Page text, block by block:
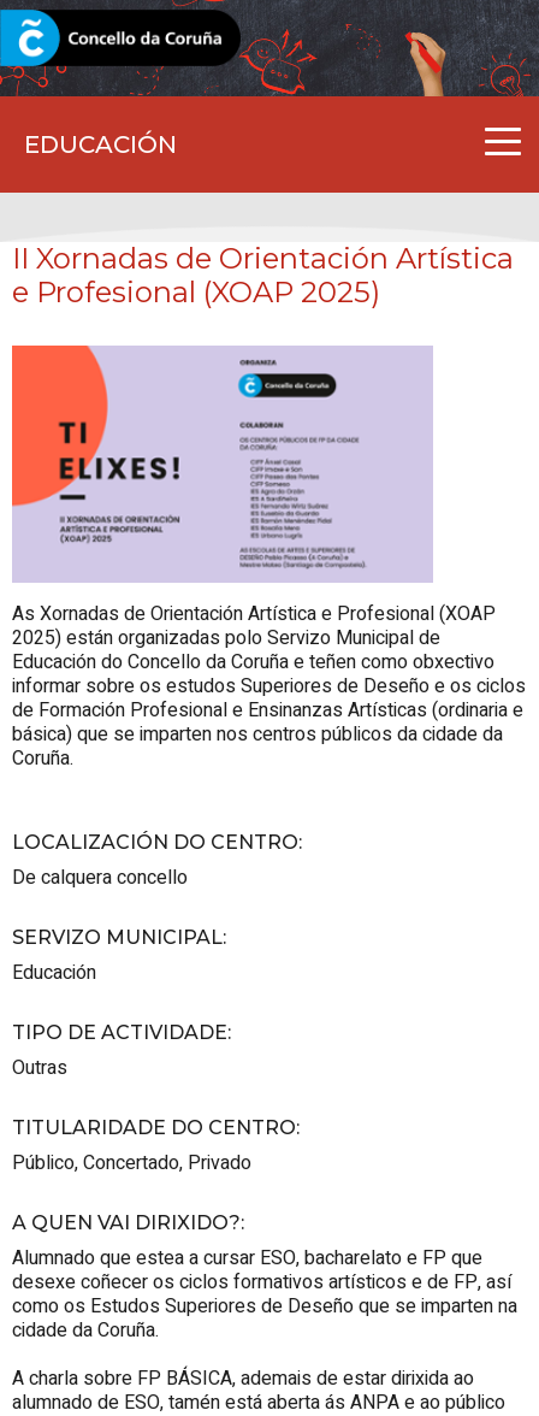
EDUCACIÓN
CORUNA.GAL
II Xornadas de Orientación Artística
e Profesional (XOAP 2025)
As Xornadas de Orientación Artística e Profesional (XOAP
2025) están organizadas polo Servizo Municipal de
Educación do Concello da Coruña e teñen como obxectivo
informar sobre os estudos Superiores de Deseño e os ciclos
de Formación Profesional e Ensinanzas Artísticas (ordinaria e
básica) que se imparten nos centros públicos da cidade da
Coruña.
LOCALIZACIÓN DO CENTRO:
De calquera concello
SERVIZO MUNICIPAL:
Educación
TIPO DE ACTIVIDADE:
Outras
TITULARIDADE DO CENTRO:
Público,Concertado, Privado
A QUEN VAI DIRIXIDO?:
Alumnado que estea a cursar ESO, bacharelato e FP que
desexe coñecer os ciclos formativos artísticos e de FP, así
como os Estudos Superiores de Deseño que se imparten na
cidade da Coruña.
A charla sobre FP BÁSICA, ademais de estar dirixida ao
alumnado de ESO, tamén está aberta ás ANPA e ao público